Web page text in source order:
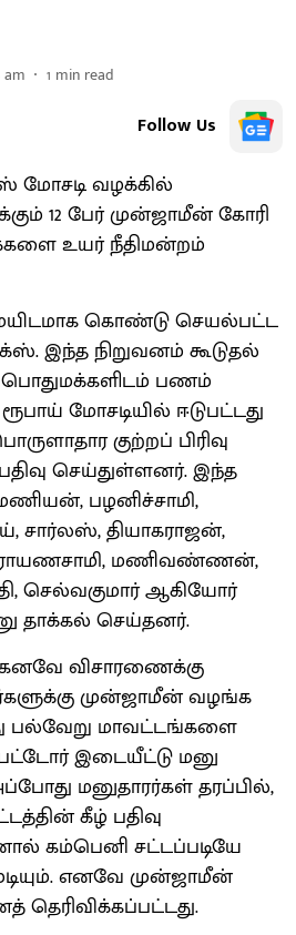
am 1 min read
Follow Us
மோசடி வழக்கில்
12 பேர் முன்ஜாமீன் கோரி
உயர் நீதிமன்றம்
கொண்டு செயல்பட்ட
இந்த நிறுவனம் கூடுதல்
பொதுமக்களிடம் பணம்
மோசடியில் ஈடுபட்டது
குற்றப் பிரிவு
செய்துள்ளனர். இந்த
பழனிச்சாமி,
சார்லஸ், தியாகராஜன்,
மணிவண்ணன்,
செல்வகுமார் ஆகியோர்
தாக்கல் செய்தனர்.
விசாரணைக்கு
முன்ஜாமீன் வழங்க
பல்வேறு மாவட்டங்களை
இடையீட்டு மனு
மனுதாரர்கள் தரப்பில்,
கீழ் பதிவு
கம்பெனி சட்டப்படியே
எனவே முன்ஜாமீன்